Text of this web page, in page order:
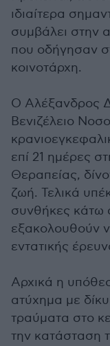
ιδιαίτερα
συμβάλει στην
που οδήγησαν
κοινοτάρχη.
Ο Αλέξανδρος
Βενιζέλειο
επί 21 ημέρες
Θεραπείας,
ζωή. Τελικά
συνθήκες κάτω
εξακολουθούν
εντατικής
Αρχικά η
ατύχημα με
τραύματα στο
την κατάσταση